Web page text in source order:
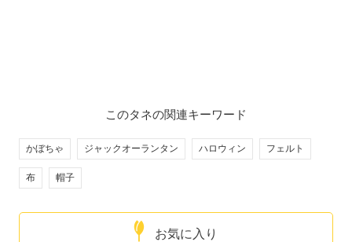
お気に入り
このタネの関連キーワード
かぼちゃ ジャックオーランタン ハロウィン フェルト
布 帽子